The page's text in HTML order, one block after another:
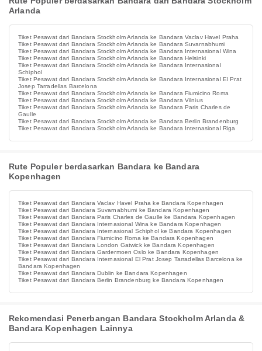
Arlanda
Tiket Pesawat dari Bandara Stockholm Arlanda ke Bandara Vaclav Havel Praha
Tiket Pesawat dari Bandara Stockholm Arlanda ke Bandara Suvarnabhumi
Tiket Pesawat dari Bandara Stockholm Arlanda ke Bandara Internasional Wina
Tiket Pesawat dari Bandara Stockholm Arlanda ke Bandara Helsinki
Tiket Pesawat dari Bandara Stockholm Arlanda ke Bandara Internasional
Schiphol
Tiket Pesawat dari Bandara Stockholm Arlanda ke Bandara Internasional El Prat
Josep Tarradellas Barcelona
Tiket Pesawat dari Bandara Stockholm Arlanda ke Bandara Fiumicino Roma
Tiket Pesawat dari Bandara Stockholm Arlanda ke Bandara Vilnius
Tiket Pesawat dari Bandara Stockholm Arlanda ke Bandara Paris Charles de
Gaulle
Tiket Pesawat dari Bandara Stockholm Arlanda ke Bandara Berlin Brandenburg
Tiket Pesawat dari Bandara Stockholm Arlanda ke Bandara Internasional Riga
Rute Populer berdasarkan Bandara ke Bandara
Kopenhagen
Tiket Pesawat dari Bandara Vaclav Havel Praha ke Bandara Kopenhagen
Tiket Pesawat dari Bandara Suvarnabhumi ke Bandara Kopenhagen
Tiket Pesawat dari Bandara Paris Charles de Gaulle ke Bandara Kopenhagen
Tiket Pesawat dari Bandara Internasional Wina ke Bandara Kopenhagen
Tiket Pesawat dari Bandara Internasional Schiphol ke Bandara Kopenhagen
Tiket Pesawat dari Bandara Fiumicino Roma ke Bandara Kopenhagen
Tiket Pesawat dari Bandara London Gatwick ke Bandara Kopenhagen
Tiket Pesawat dari Bandara Gardermoen Oslo ke Bandara Kopenhagen
Tiket Pesawat dari Bandara Internasional El Prat Josep Tarradellas Barcelona ke
Bandara Kopenhagen
Tiket Pesawat dari Bandara Dublin ke Bandara Kopenhagen
Tiket Pesawat dari Bandara Berlin Brandenburg ke Bandara Kopenhagen
Rekomendasi Penerbangan Bandara Stockholm Arlanda &
Bandara Kopenhagen Lainnya